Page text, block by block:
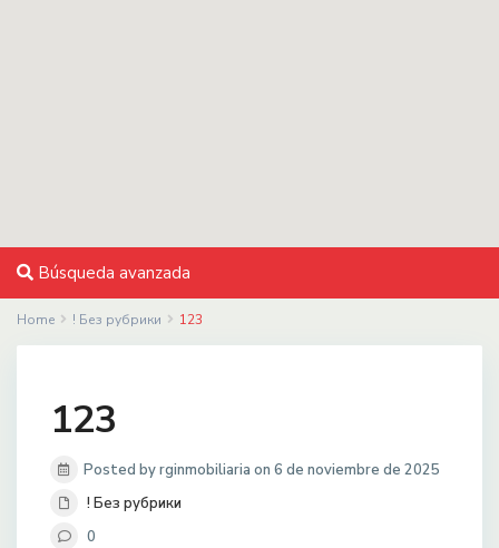
Búsqueda avanzada
Home ! Без рубрики 123
123
Posted by rginmobiliaria on 6 de noviembre de 2025
! Без рубрики
0